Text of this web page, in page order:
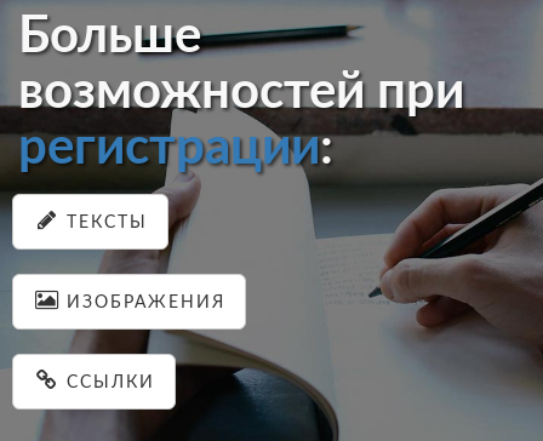
Больше
возможностей при
регистрации:
ТЕКСТЫ
ИЗОБРАЖЕНИЯ
ССЫЛКИ